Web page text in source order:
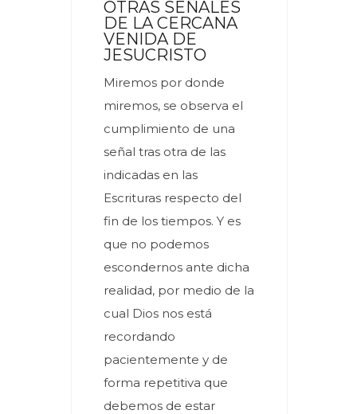
OTRAS SEÑALES
DE LA CERCANA
VENIDA DE
JESUCRISTO
Miremos por donde
miremos, se observa el
cumplimiento de una
señal tras otra de las
indicadas en las
Escrituras respecto del
fin de los tiempos. Y es
que no podemos
escondernos ante dicha
realidad, por medio de la
cual Dios nos está
recordando
pacientemente y de
forma repetitiva que
debemos de estar